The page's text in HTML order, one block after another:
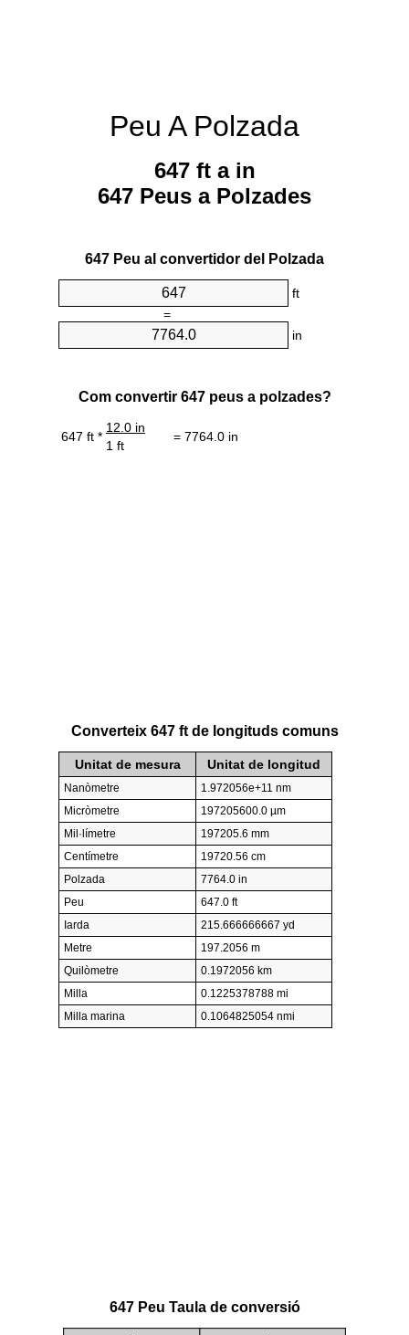
Peu A Polzada
647 ft a in
647 Peus a Polzades
647 Peu al convertidor del Polzada
ft
=
in
Com convertir 647 peus a polzades?
647 ft *
12.0 in
= 7764.0 in
1 ft
Converteix 647 ft de longituds comuns
Unitat de mesura Unitat de longitud
Nanòmetre
1.972056e+11 nm
Micròmetre
197205600.0 µm
Mil·límetre
197205.6 mm
Centímetre
19720.56 cm
Polzada
7764.0 in
Peu
647.0 ft
Iarda
215.666666667 yd
Metre
197.2056 m
Quilòmetre
0.1972056 km
Milla
0.1225378788 mi
Milla marina
0.1064825054 nmi
647 Peu Taula de conversió